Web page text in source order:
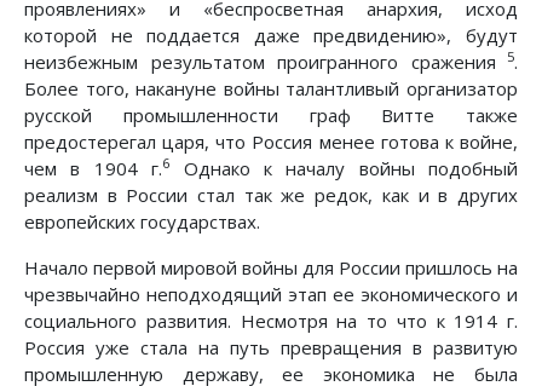
проявлениях» и «беспросветная анархия, исход
которой не поддается даже предвидению», будут
неизбежным результатом проигранного сражения 5.
Более того, накануне войны талантливый организатор
русской промышленности граф Витте также
предостерегал царя, что Россия менее готова к войне,
чем в 1904 г.6
Однако к началу войны подобный
реализм в России стал так же редок, как и в других
европейских государствах.
Начало первой мировой войны для России пришлось на
чрезвычайно неподходящий этап ее экономического и
социального развития. Несмотря на то что к 1914 г.
Россия уже стала на путь превращения в развитую
промышленную державу, ее экономика не была